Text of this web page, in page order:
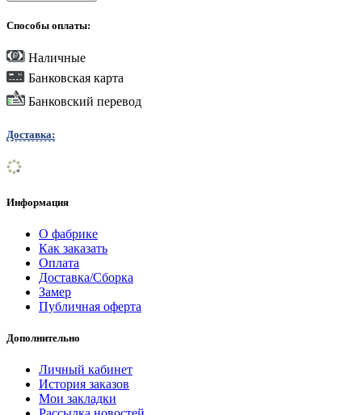
Способы оплаты:
Наличные
Банковская карта
Банковский перевод
Доставка:
Информация
О фабрике
Как заказать
Оплата
Доставка/Сборка
Замер
Публичная оферта
Дополнительно
Личный кабинет
История заказов
Мои закладки